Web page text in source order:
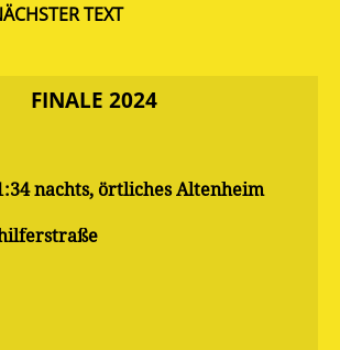
TEXT
FINALE 2024
nachts, örtliches Altenheim